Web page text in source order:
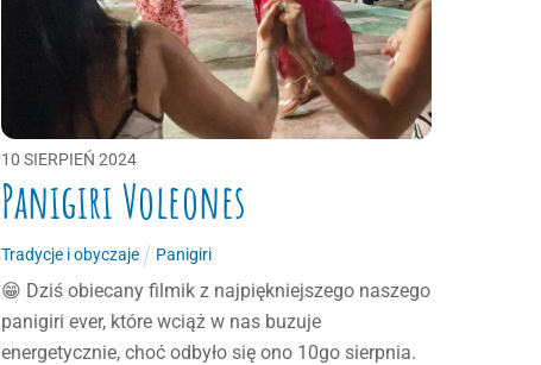
10 SIERPIEŃ 2024
Panigiri Voleones
Tradycje i obyczaje Panigiri
😁 Dziś obiecany filmik z najpiękniejszego naszego
panigiri ever, które wciąż w nas buzuje
energetycznie, choć odbyło się ono 10go sierpnia.